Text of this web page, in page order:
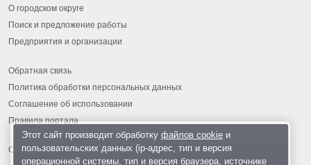
О городском округе
Поиск и предложение работы
Предприятия и организации
Обратная связь
Политика обработки персональных данных
Соглашение об использовании
Правила портала
Этот сайт производит обработку файлов cookieи
пользовательских данных (ip-адрес, тип и версия
операционной системы, тип и версия браузера, источнике